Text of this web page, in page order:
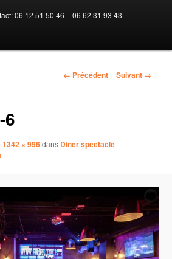
06 12 51 50 46 – 06 62 31 93 43
Navigation
← Précédent Suivant →
6
1342 × 996dans Diner spectacle